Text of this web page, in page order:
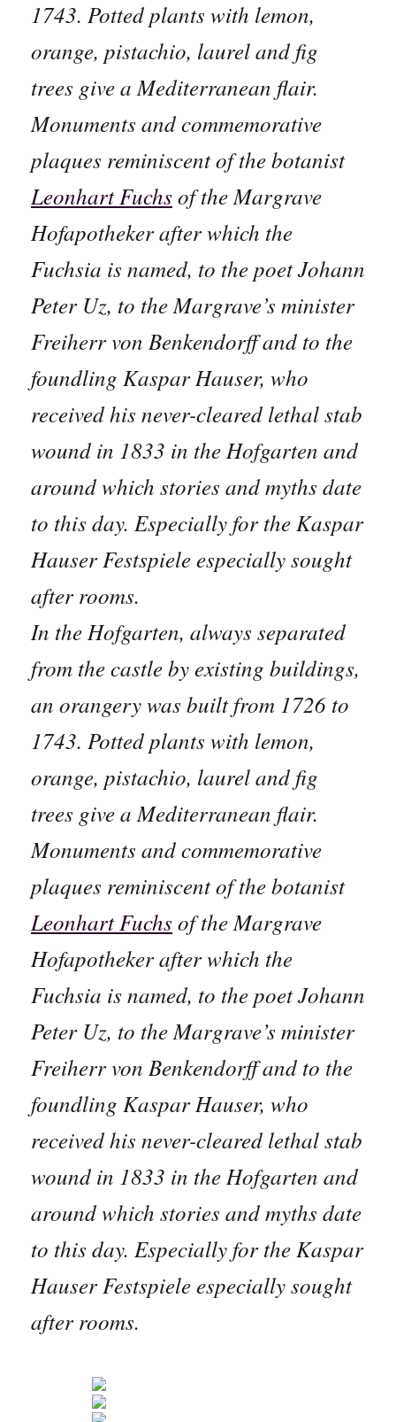
1743. Potted plants with lemon,
orange, pistachio, laurel and fig
trees give a Mediterranean flair.
Monuments and commemorative
plaques reminiscent of the botanist
Leonhart Fuchs of the Margrave
Hofapotheker after which the
Fuchsia is named, to the poet Johann
Peter Uz, to the Margrave’s minister
Freiherr von Benkendorff and to the
foundling Kaspar Hauser, who
received his never-cleared lethal stab
wound in 1833 in the Hofgarten and
around which stories and myths date
to this day. Especially for the Kaspar
Hauser Festspiele especially sought
after rooms.
In the Hofgarten, always separated
from the castle by existing buildings,
an orangery was built from 1726 to
1743. Potted plants with lemon,
orange, pistachio, laurel and fig
trees give a Mediterranean flair.
Monuments and commemorative
plaques reminiscent of the botanist
Leonhart Fuchs of the Margrave
Hofapotheker after which the
Fuchsia is named, to the poet Johann
Peter Uz, to the Margrave’s minister
Freiherr von Benkendorff and to the
foundling Kaspar Hauser, who
received his never-cleared lethal stab
wound in 1833 in the Hofgarten and
around which stories and myths date
to this day. Especially for the Kaspar
Hauser Festspiele especially sought
after rooms.